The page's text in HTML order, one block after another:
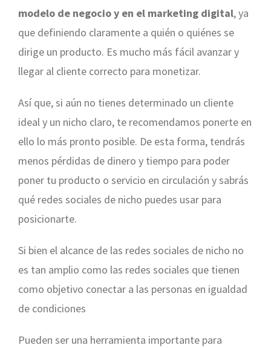
modelo de negocio y en el marketing digital, ya
que definiendo claramente a quién o quiénes se
dirige un producto. Es mucho más fácil avanzar y
llegar al cliente correcto para monetizar.
Así que, si aún no tienes determinado un cliente
ideal y un nicho claro, te recomendamos ponerte en
ello lo más pronto posible. De esta forma, tendrás
menos pérdidas de dinero y tiempo para poder
poner tu producto o servicio en circulación y sabrás
qué redes sociales de nicho puedes usar para
posicionarte.
Si bien el alcance de las redes sociales de nicho no
es tan amplio como las redes sociales que tienen
como objetivo conectar a las personas en igualdad
de condiciones
Pueden ser una herramienta importante para